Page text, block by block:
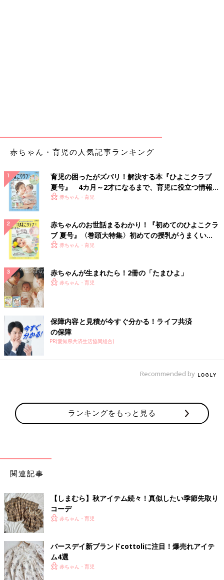
赤ちゃん・育児の人気記事ランキング
育児の困ったがズバリ！解決する本『ひよこクラブ
夏号』 4カ月～2才になるまで、育児に役立つ情報が
いっぱい！
赤ちゃん・育児
赤ちゃんのお世話まるわかり！『初めてのひよこクラ
ブ 夏号』〈巻頭大特集〉初めての授乳がうまくい
く！ おっぱい・ミルクの基本と夏のトラブル 解決テ
赤ちゃん・育児
赤ちゃんが生まれたら！2冊の「たまひよ」
赤ちゃん・育児
保障内容と見積が今すぐ分かる！ライフ共済
の保障
PR(愛知県共済生活協同組合)
Recommended by
ランキングをもっと見る
関連記事
【しまむら】秋アイテム続々！真似したい季節先取り
コーデ
赤ちゃん・育児
バースデイ新ブランドcottoliに注目！爆売れアイテ
ム4選
赤ちゃん・育児